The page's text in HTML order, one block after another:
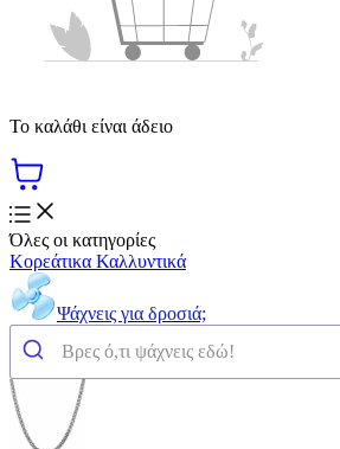
Το καλάθι είναι άδειο
Όλες οι κατηγορίες
Κορεάτικα Καλλυντικά
Ψάχνεις για δροσιά;